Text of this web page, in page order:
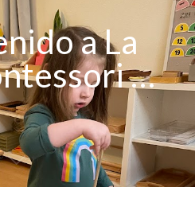
a La
…